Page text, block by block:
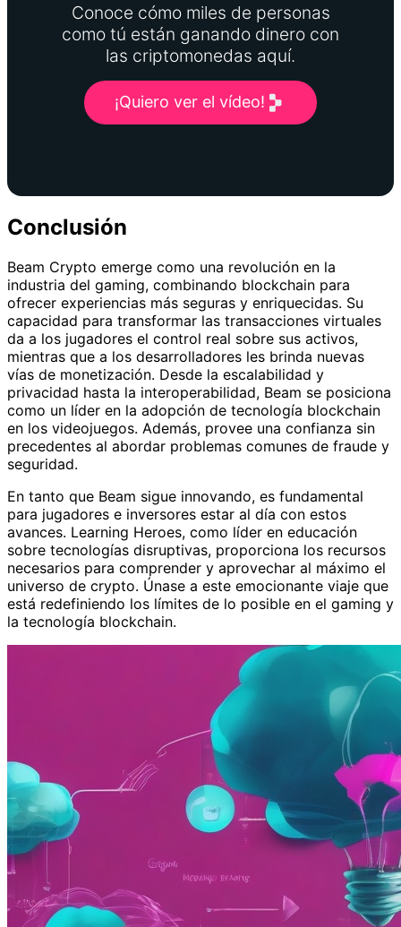
Conoce cómo miles de personas
como tú están ganando dinero con
las criptomonedas aquí.
¡Quiero ver el vídeo!
Conclusión
Beam Crypto emerge como una revolución en la
industria del gaming, combinando blockchain para
ofrecer experiencias más seguras y enriquecidas. Su
capacidad para transformar las transacciones virtuales
da a los jugadores el control real sobre sus activos,
mientras que a los desarrolladores les brinda nuevas
vías de monetización. Desde la escalabilidad y
privacidad hasta la interoperabilidad, Beam se posiciona
como un líder en la adopción de tecnología blockchain
en los videojuegos. Además, provee una confianza sin
precedentes al abordar problemas comunes de fraude y
seguridad.
En tanto que Beam sigue innovando, es fundamental
para jugadores e inversores estar al día con estos
avances. Learning Heroes, como líder en educación
sobre tecnologías disruptivas, proporciona los recursos
necesarios para comprender y aprovechar al máximo el
universo de crypto. Únase a este emocionante viaje que
está redefiniendo los límites de lo posible en el gaming y
la tecnología blockchain.